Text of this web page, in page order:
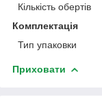
Кількість обертів
Комплектація
Тип упаковки
Приховати